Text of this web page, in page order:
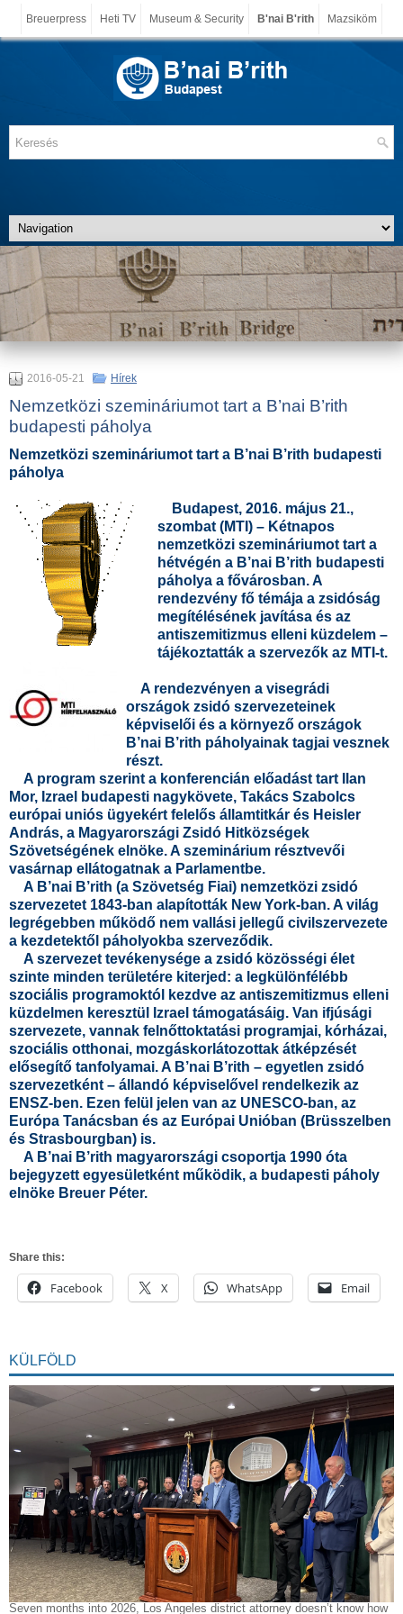
Breuerpress Heti TV Museum & Security B'nai B'rith Mazsiköm
2016-05-21 Hírek
Nemzetközi szemináriumot tart a B’nai B’rith
budapesti páholya
Nemzetközi szemináriumot tart a B’nai B’rith budapesti
páholya
Budapest, 2016. május 21.,
szombat (MTI) – Kétnapos
nemzetközi szemináriumot tart a
hétvégén a B’nai B’rith budapesti
páholya a fővárosban. A
rendezvény fő témája a zsidóság
megítélésének javítása és az
antiszemitizmus elleni küzdelem –
tájékoztatták a szervezők az MTI-t.
A rendezvényen a visegrádi
országok zsidó szervezeteinek
képviselői és a környező országok
B’nai B’rith páholyainak tagjai vesznek
részt.
A program szerint a konferencián előadást tart Ilan
Mor, Izrael budapesti nagykövete, Takács Szabolcs
európai uniós ügyekért felelős államtitkár és Heisler
András, a Magyarországi Zsidó Hitközségek
Szövetségének elnöke. A szeminárium résztvevői
vasárnap ellátogatnak a Parlamentbe.
A B’nai B’rith (a Szövetség Fiai) nemzetközi zsidó
szervezetet 1843-ban alapították New York-ban. A világ
legrégebben működő nem vallási jellegű civilszervezete
a kezdetektől páholyokba szerveződik.
A szervezet tevékenysége a zsidó közösségi élet
szinte minden területére kiterjed: a legkülönfélébb
szociális programoktól kezdve az antiszemitizmus elleni
küzdelmen keresztül Izrael támogatásáig. Van ifjúsági
szervezete, vannak felnőttoktatási programjai, kórházai,
szociális otthonai, mozgáskorlátozottak átképzését
elősegítő tanfolyamai. A B’nai B’rith – egyetlen zsidó
szervezetként – állandó képviselővel rendelkezik az
ENSZ-ben. Ezen felül jelen van az UNESCO-ban, az
Európa Tanácsban és az Európai Unióban (Brüsszelben
és Strasbourgban) is.
A B’nai B’rith magyarországi csoportja 1990 óta
bejegyzett egyesületként működik, a budapesti páholy
elnöke Breuer Péter.
Share this:
Facebook X WhatsApp Email
KÜLFÖLD
Seven months into 2026, Los Angeles district attorney doesn’t know how